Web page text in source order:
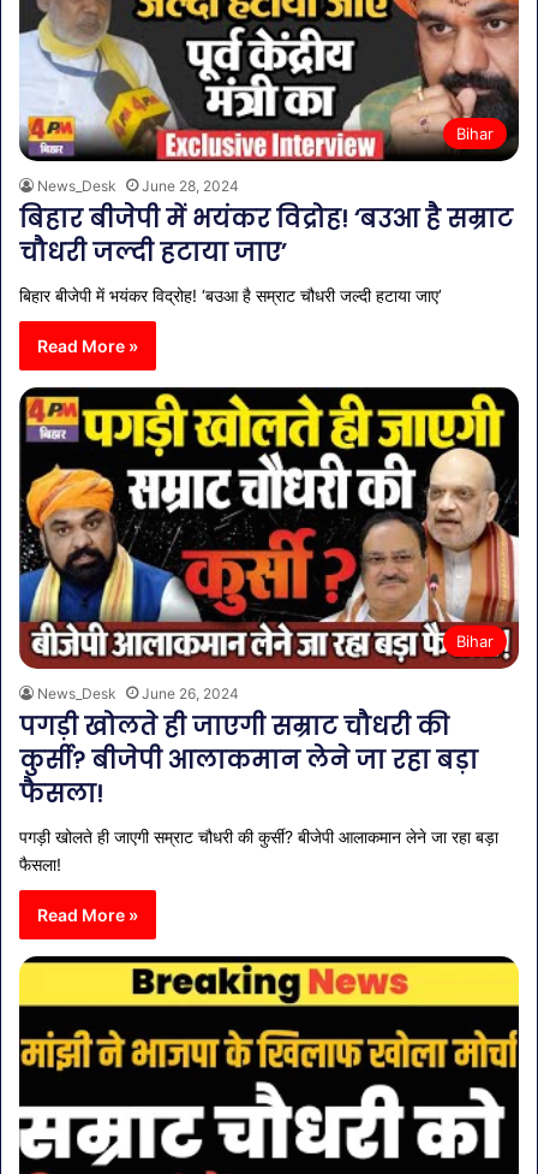
Bihar
News_Desk June 28, 2024
बिहार बीजेपी में भयंकर विद्रोह! ‘बउआ है सम्राट
चौधरी जल्दी हटाया जाए’
बिहार बीजेपी में भयंकर विद्रोह! ‘बउआ है सम्राट चौधरी जल्दी हटाया जाए’
Read More »
Bihar
News_Desk June 26, 2024
पगड़ी खोलते ही जाएगी सम्राट चौधरी की
कुर्सी? बीजेपी आलाकमान लेने जा रहा बड़ा
फैसला!
पगड़ी खोलते ही जाएगी सम्राट चौधरी की कुर्सी? बीजेपी आलाकमान लेने जा रहा बड़ा
फैसला!
Read More »